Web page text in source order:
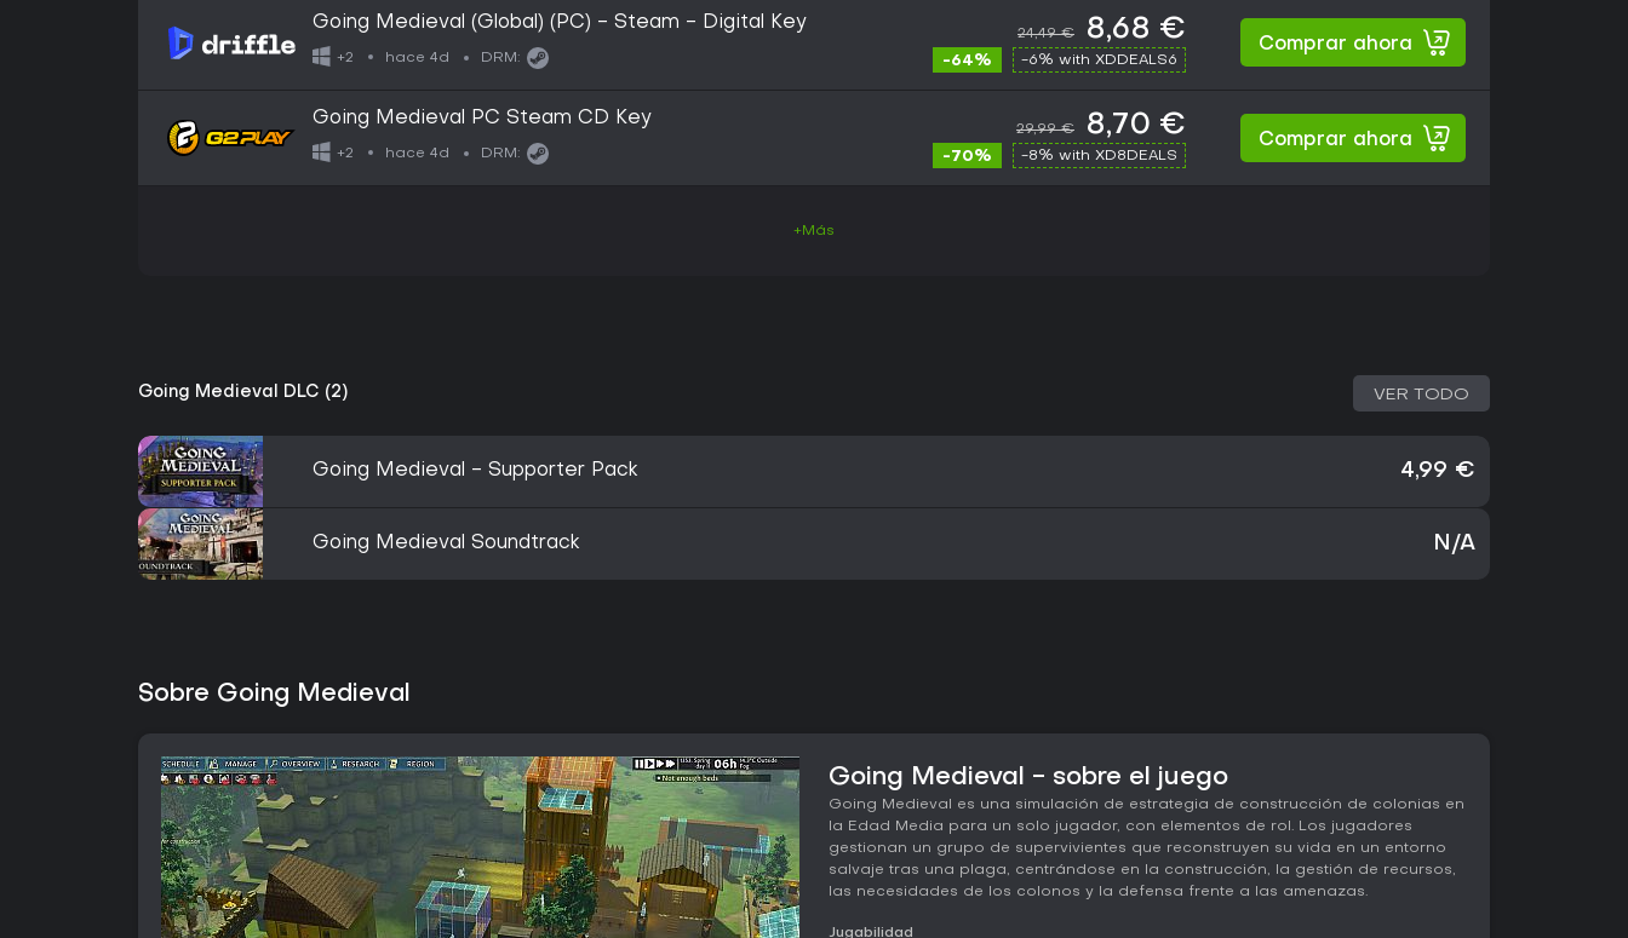
Going Medieval (Global) (PC) - Steam - Digital Key
+2 hace 4d DRM:
24,49 € 8,68 €
-64% -6% with XDDEALS6
Comprar ahora
Going Medieval PC Steam CD Key
+2 hace 4d DRM:
29,99 € 8,70 €
-70% -8% with XD8DEALS
Comprar ahora
+Más
Going Medieval DLC (2) VER TODO
Going Medieval - Supporter Pack 4,99 €
Going Medieval Soundtrack N/A
Sobre Going Medieval
Going Medieval - sobre el juego
Going Medieval es una simulación de estrategia de construcción de colonias en
la Edad Media para un solo jugador, con elementos de rol. Los jugadores
gestionan un grupo de supervivientes que reconstruyen su vida en un entorno
salvaje tras una plaga, centrándose en la construcción, la gestión de recursos,
las necesidades de los colonos y la defensa frente a las amenazas.
Jugabilidad